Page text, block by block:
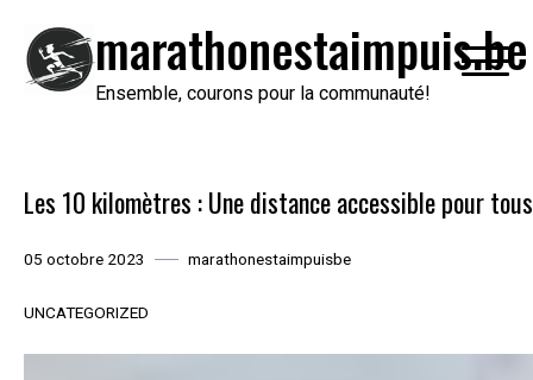
contenu
marathonestaimpuis.be
Ensemble, courons pour la communauté!
Les 10 kilomètres : Une distance accessible pour
05 octobre 2023 marathonestaimpuisbe
UNCATEGORIZED